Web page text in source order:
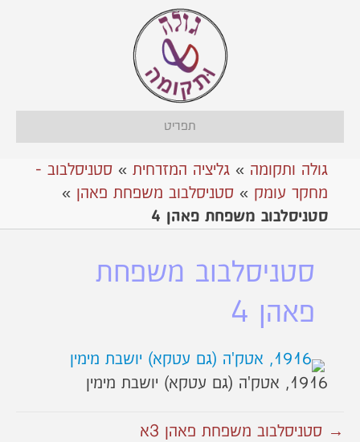
תפריט
גולה ותקומה » גליציה המזרחית » סטניסלבוב -
מחקר עומק » סטניסלבוב משפחת פאהן »
סטניסלבוב משפחת פאהן 4
סטניסלבוב משפחת
פאהן 4
1916, אטק'ה (גם עטקא) יושבת מימין
→ סטניסלבוב משפחת פאהן 3א